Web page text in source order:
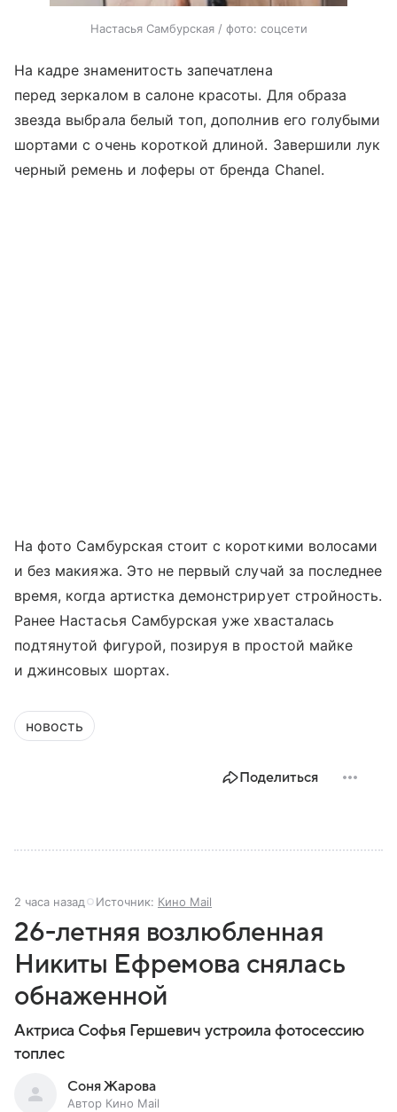
Настасья Самбурская / фото: соцсети
На кадре знаменитость запечатлена
перед зеркалом в салоне красоты. Для образа
звезда выбрала белый топ, дополнив его голубыми
шортами с очень короткой длиной. Завершили лук
черный ремень и лоферы от бренда Chanel.
На фото Самбурская стоит с короткими волосами
и без макияжа. Это не первый случай за последнее
время, когда артистка демонстрирует стройность.
Ранее Настасья Самбурская уже хвасталась
подтянутой фигурой, позируя в простой майке
и джинсовых шортах.
новость
Поделиться
2 часа назад Источник: Кино Mail
26-летняя возлюбленная
Никиты Ефремова снялась
обнаженной
Актриса Софья Гершевич устроила фотосессию
топлес
Соня Жарова
Автор Кино Mail